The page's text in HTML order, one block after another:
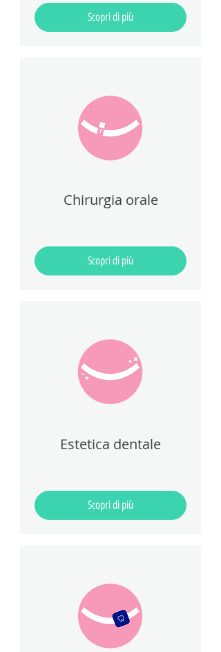
Scopri di più
Chirurgia orale
Scopri di più
Estetica dentale
Scopri di più